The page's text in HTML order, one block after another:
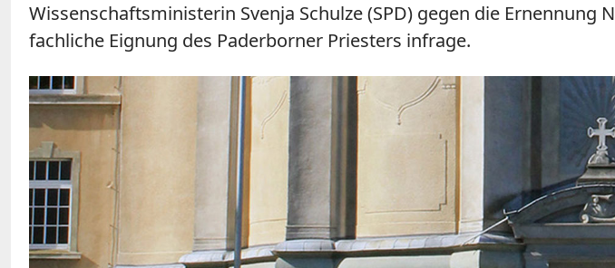
Wissenschaftsministerin Svenja Schulze (SPD) gegen die
fachliche Eignung des Paderborner Priesters infrage.